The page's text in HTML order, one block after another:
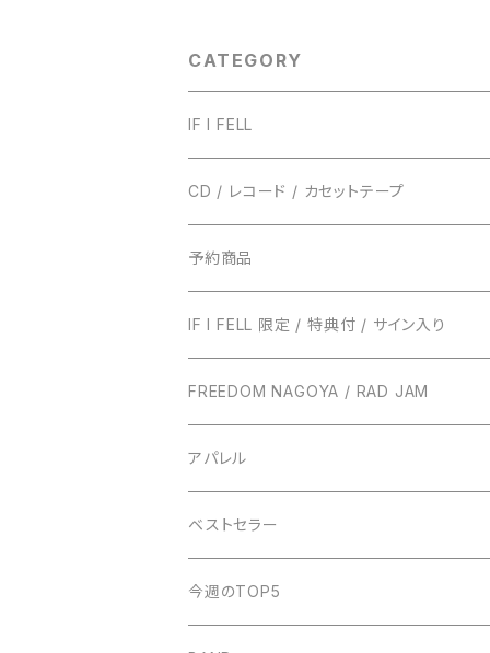
CATEGORY
IF I FELL
CD / レコード / カセットテープ
TRUST RECORDS
ENTH
EVERLONG
TONIGHT RECORDS
ハローモンテスキュー
amanojac
BUNS RECORDS
SideChest
Atomic Skipper
THE NINTH APOLLO
ONE BY ONE RECORDS
明日、照らす
i GO
デモCD
予約商品
IF I FELL 限定 / 特典付 / サイン入り
FREEDOM NAGOYA / RAD JAM
アパレル
IF I FELL
Watashi
ベストセラー
今週のTOP5